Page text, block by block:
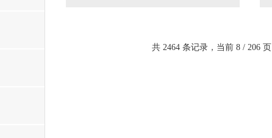
共 2464 条记录，当前 8 / 206 页